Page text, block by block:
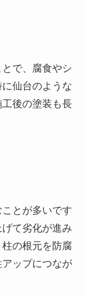
で、腐食やシ
仙台のような
後の塗装も長
とが多いです
て劣化が進み
の根元を防腐
ップにつなが